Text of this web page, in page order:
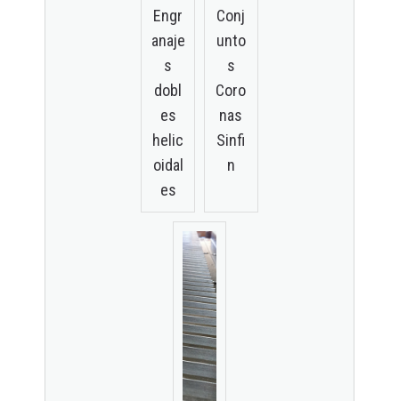
Engr
anaje
s
dobl
es
helic
oidal
es
Conj
unto
s
Coro
nas
Sinfi
n